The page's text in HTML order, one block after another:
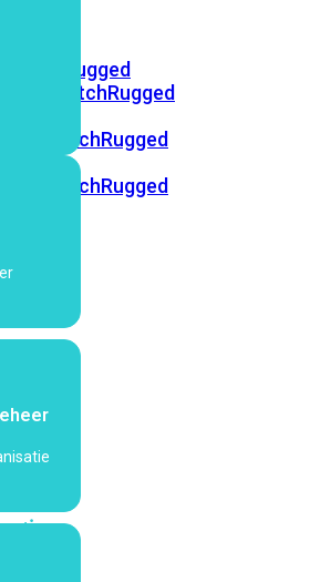
FortiSwitchRugged
FortiSwitchRugged
FortiSwitchRugged